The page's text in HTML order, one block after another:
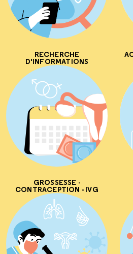
RECHERCHE
D'INFORMATIONS
GROSSESSE -
CONTRACEPTION - IVG